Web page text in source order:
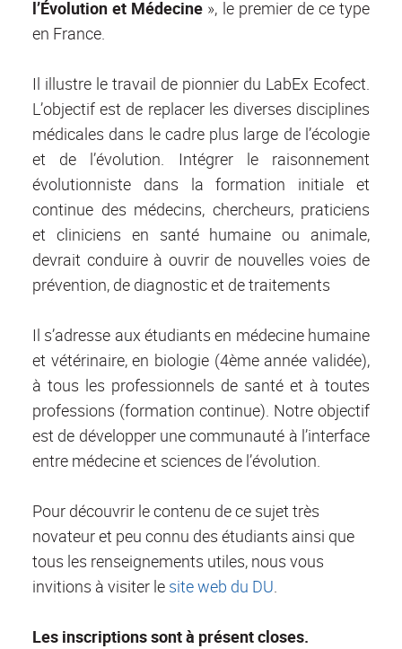
l’Évolution et Médecine », le premier de ce type
en France.
Il illustre le travail de pionnier du LabEx Ecofect.
L’objectif est de replacer les diverses disciplines
médicales dans le cadre plus large de l’écologie
et de l’évolution. Intégrer le raisonnement
évolutionniste dans la formation initiale et
continue des médecins, chercheurs, praticiens
et cliniciens en santé humaine ou animale,
devrait conduire à ouvrir de nouvelles voies de
prévention, de diagnostic et de traitements
Il s’adresse aux étudiants en médecine humaine
et vétérinaire, en biologie (4ème année validée),
à tous les professionnels de santé et à toutes
professions (formation continue). Notre objectif
est de développer une communauté à l’interface
entre médecine et sciences de l’évolution.
Pour découvrir le contenu de ce sujet très
novateur et peu connu des étudiants ainsi que
tous les renseignements utiles, nous vous
invitions à visiter le site web du DU.
Les inscriptions sont à présent closes.